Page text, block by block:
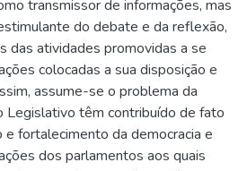
transmissor de informações, mas
do debate e da reflexão,
das atividades promovidas a se
colocadas a sua disposição e
assume-se o problema da
Legislativo têm contribuído de fato
fortalecimento da democracia e
dos parlamentos aos quais